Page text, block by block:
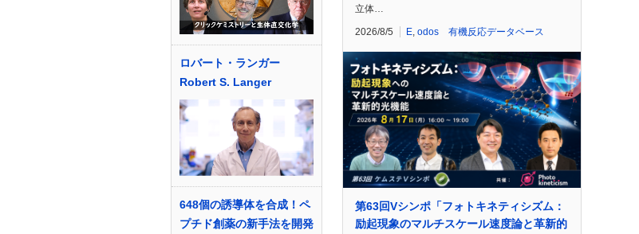
ロバート・ランガー
Robert S. Langer
648個の誘導体を合成！ペ
プチド創薬の新手法を開発
立体…
2026/8/5 E odos 有機反応データベース
第63回Vシンポ「フォトキネティシズム：
励起現象のマルチスケール速度論と革新的